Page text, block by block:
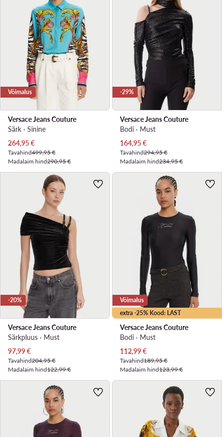
Võimalus
Versace Jeans Couture
Särk · Sinine
Praegune hind
264,95€
Tavahind499,95 €
Madalaim hind290,95 €
-29%
Versace Jeans Couture
Bodi · Must
Praegune hind
164,95€
Tavahind294,95 €
Madalaim hind234,95 €
-20%
Versace Jeans Couture
Särkpluus · Must
Praegune hind
97,99€
Tavahind204,95 €
Madalaim hind122,99 €
extra -25% Kood: LAST
Võimalus
Versace Jeans Couture
Bodi · Must
Praegune hind
112,99€
Tavahind189,95 €
Madalaim hind123,99 €